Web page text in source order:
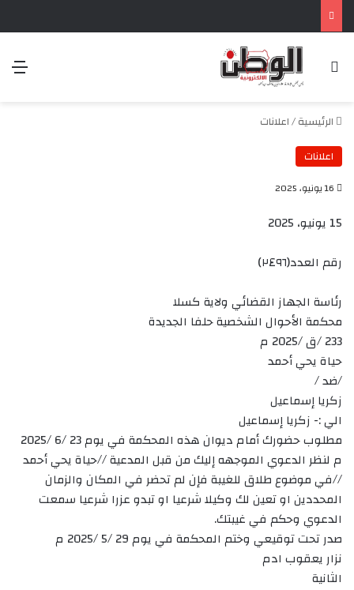
بحث عن
الرئيسية/اعلانات
اعلانات
16 يونيو، 2025
15 يونيو، 2025
رقم العدد(٢٤٩٦)
رئاسة الجهاز القضائي ولاية كسلا
محكمة الأحوال الشخصية حلفا الجديدة
233 /ق /2025 م
حياة يحي أحمد
/ضد /
زكريا إسماعيل
الي :- زكريا إسماعيل
مطلوب حضورك أمام ديوان هذه المحكمة في يوم 23 /6 /2025
م لنظر الدعوي الموجهه إليك من قبل المدعية //حياة يحي أحمد
//في موضوع طلاق للغيبة فإن لم تحضر في المكان والزمان
المحددين او تعين لك وكيلا شرعيا او تبدو عزرا شرعيا سمعت
الدعوي وحكم في غيبتك.
صدر تحت توقيعي وختم المحكمة في يوم 29 /5 /2025 م
نزار يعقوب ادم
الثانية